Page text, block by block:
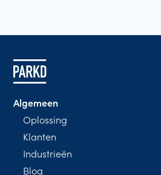
Algemeen
Oplossing
Klanten
Industrieën
Blog